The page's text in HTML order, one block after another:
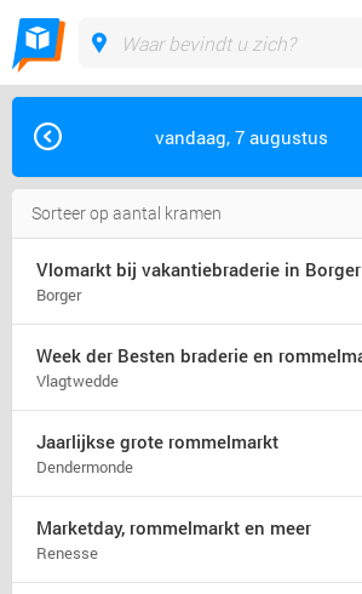
vandaag, 7 augustus
Vlomarkt bij vakantiebraderie in Borger
Borger
Vlagtwedde
Jaarlijkse grote rommelmarkt
Dendermonde
Marketday, rommelmarkt en meer
Renesse